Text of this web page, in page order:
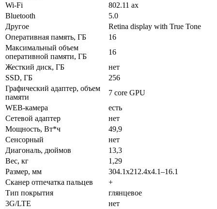
Wi-Fi
802.11 ax
Bluetooth
5.0
Другое
Retina display with True Tone
Оперативная память, ГБ
16
Максимальный объем
оперативной памяти, ГБ
16
Жесткий диск, ГБ
нет
SSD, ГБ
256
Графический адаптер, объем
памяти
7 core GPU
WEB-камера
есть
Сетевой адаптер
нет
Мощность, Вт*ч
49,9
Сенсорный
нет
Диагональ, дюймов
13,3
Вес, кг
1,29
Размер, мм
304.1x212.4x4.1–16.1
Сканер отпечатка пальцев
+
Тип покрытия
глянцевое
3G/LTE
нет